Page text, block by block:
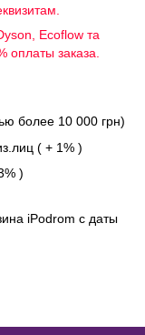
Ecoflow та
оплаты заказа.
более 10 000 грн)
( + 1% )
)
iPodrom с даты